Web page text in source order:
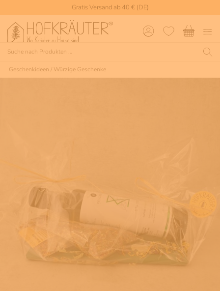
Gratis Versand ab 40 € (DE)
Geschenkideen / Würzige Geschenke